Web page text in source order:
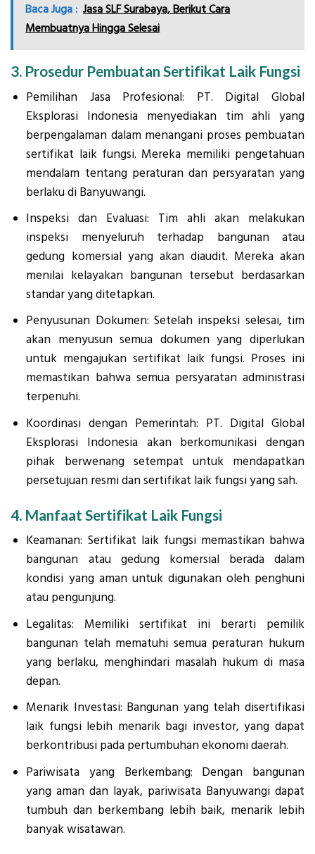
Baca Juga : Jasa SLF Surabaya, Berikut Cara
Membuatnya Hingga Selesai
3. Prosedur Pembuatan Sertifikat Laik Fungsi
Pemilihan Jasa Profesional: PT. Digital Global
Eksplorasi Indonesia menyediakan tim ahli yang
berpengalaman dalam menangani proses pembuatan
sertifikat laik fungsi. Mereka memiliki pengetahuan
mendalam tentang peraturan dan persyaratan yang
berlaku di Banyuwangi.
Inspeksi dan Evaluasi: Tim ahli akan melakukan
inspeksi menyeluruh terhadap bangunan atau
gedung komersial yang akan diaudit. Mereka akan
menilai kelayakan bangunan tersebut berdasarkan
standar yang ditetapkan.
Penyusunan Dokumen: Setelah inspeksi selesai, tim
akan menyusun semua dokumen yang diperlukan
untuk mengajukan sertifikat laik fungsi. Proses ini
memastikan bahwa semua persyaratan administrasi
terpenuhi.
Koordinasi dengan Pemerintah: PT. Digital Global
Eksplorasi Indonesia akan berkomunikasi dengan
pihak berwenang setempat untuk mendapatkan
persetujuan resmi dan sertifikat laik fungsi yang sah.
4. Manfaat Sertifikat Laik Fungsi
Keamanan: Sertifikat laik fungsi memastikan bahwa
bangunan atau gedung komersial berada dalam
kondisi yang aman untuk digunakan oleh penghuni
atau pengunjung.
Legalitas: Memiliki sertifikat ini berarti pemilik
bangunan telah mematuhi semua peraturan hukum
yang berlaku, menghindari masalah hukum di masa
depan.
Menarik Investasi: Bangunan yang telah disertifikasi
laik fungsi lebih menarik bagi investor, yang dapat
berkontribusi pada pertumbuhan ekonomi daerah.
Pariwisata yang Berkembang: Dengan bangunan
yang aman dan layak, pariwisata Banyuwangi dapat
tumbuh dan berkembang lebih baik, menarik lebih
banyak wisatawan.